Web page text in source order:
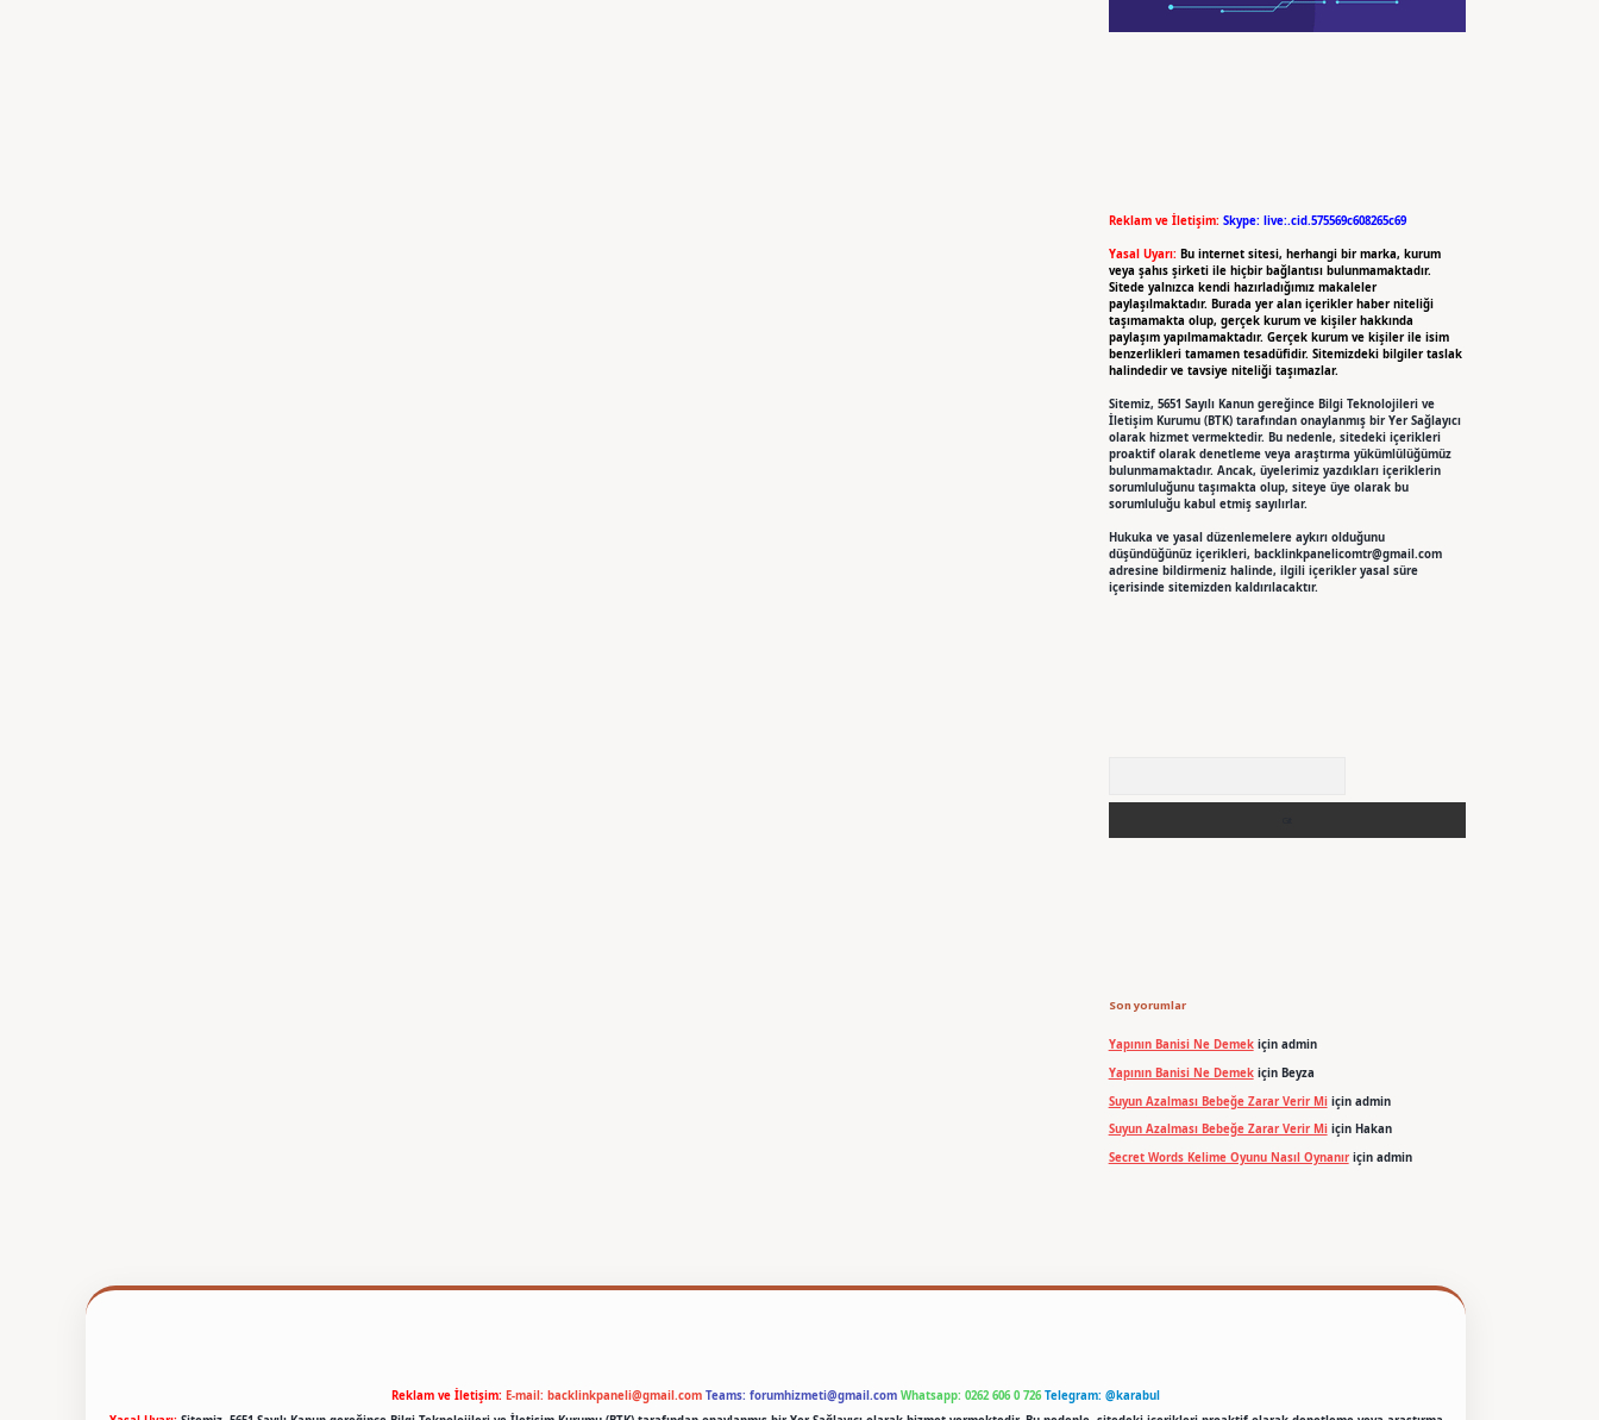
Reklam ve İletişim: Skype: live:.cid.575569c608265c69
Yasal Uyarı: Bu internet sitesi, herhangi bir marka, kurum
veya şahıs şirketi ile hiçbir bağlantısı bulunmamaktadır.
Sitede yalnızca kendi hazırladığımız makaleler
paylaşılmaktadır. Burada yer alan içerikler haber niteliği
taşımamakta olup, gerçek kurum ve kişiler hakkında
paylaşım yapılmamaktadır. Gerçek kurum ve kişiler ile isim
benzerlikleri tamamen tesadüfidir. Sitemizdeki bilgiler taslak
halindedir ve tavsiye niteliği taşımazlar.
Sitemiz, 5651 Sayılı Kanun gereğince Bilgi Teknolojileri ve
İletişim Kurumu (BTK) tarafından onaylanmış bir Yer Sağlayıcı
olarak hizmet vermektedir. Bu nedenle, sitedeki içerikleri
proaktif olarak denetleme veya araştırma yükümlülüğümüz
bulunmamaktadır. Ancak, üyelerimiz yazdıkları içeriklerin
sorumluluğunu taşımakta olup, siteye üye olarak bu
sorumluluğu kabul etmiş sayılırlar.
Hukuka ve yasal düzenlemelere aykırı olduğunu
düşündüğünüz içerikleri, backlinkpanelicomtr@gmail.com
adresine bildirmeniz halinde, ilgili içerikler yasal süre
içerisinde sitemizden kaldırılacaktır.
Son yorumlar
Yapının Banisi Ne Demekiçin admin
Yapının Banisi Ne Demekiçin Beyza
Suyun Azalması Bebeğe Zarar Verir Miiçin admin
Suyun Azalması Bebeğe Zarar Verir Miiçin Hakan
Secret Words Kelime Oyunu Nasıl Oynanıriçin admin
Reklam ve İletişim: E-mail: backlinkpaneli@gmail.com Teams: forumhizmeti@gmail.com Whatsapp: 0262 606 0 726 Telegram: @karabul